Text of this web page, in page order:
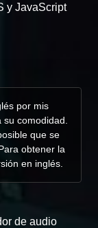
y JavaScript
por mis
comodidad.
que se
obtener la
en inglés.
de audio